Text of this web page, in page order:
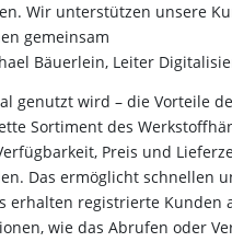
Wir unterstützen unsere
gemeinsam
Bäuerlein, Leiter
genutzt wird – die Vorteile
Sortiment des
Preis und
Das ermöglicht schnellen
erhalten registrierte Kunden
wie das Abrufen oder